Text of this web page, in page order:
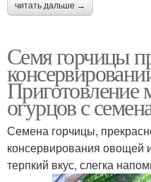
читать дальше →
Семя горчицы
Приготовление
огурцов с
Семена горчицы,
консервирования овощей
терпкий вкус, слегка